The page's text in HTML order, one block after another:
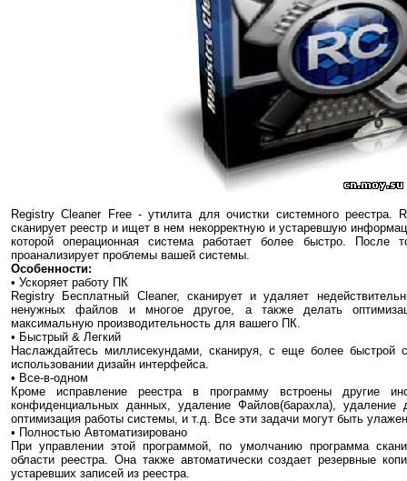
Registry Cleaner Free - утилита для очистки системного реестра.
сканирует реестр и ищет в нем некорректную и устаревшую
которой операционная система работает более быстро. После
проанализирует проблемы вашей системы.
Особенности:
• Ускоряет работу ПК
Registry Бесплатный Cleaner, сканирует и удаляет
ненужных файлов и многое другое, а также делать
максимальную производительность для вашего ПК.
• Быстрый & Легкий
Наслаждайтесь миллисекундами, сканируя, с еще более быстрой
использовании дизайн интерфейса.
• Все-в-одном
Кроме исправление реестра в программу встроены другие
конфиденциальных данных, удаление Файлов(барахла), удаление
оптимизация работы системы, и т.д. Все эти задачи могут быть
• Полностью Автоматизировано
При управлении этой программой, по умолчанию программа
области реестра. Она также автоматически создает резервные
устаревших записей из реестра.